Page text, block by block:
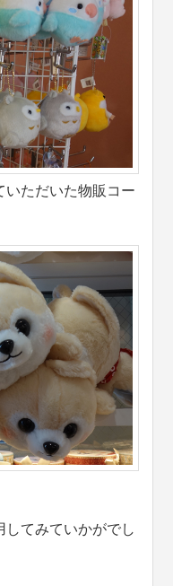
いただいた物販コー
してみていかがでし